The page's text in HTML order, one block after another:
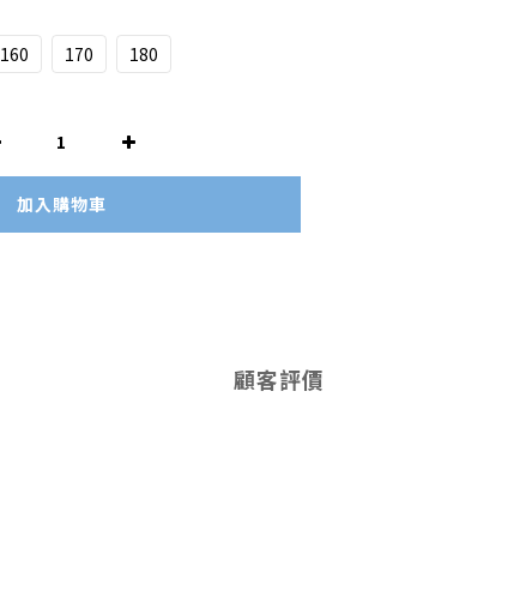
160 170 180
加入購物車
顧客評價